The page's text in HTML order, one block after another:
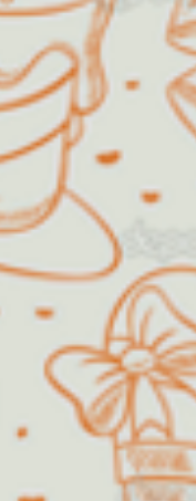
de
formaturas
bebê,
Será um
e poder
com você!!